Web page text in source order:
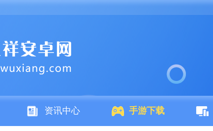
资讯中心 手游下载